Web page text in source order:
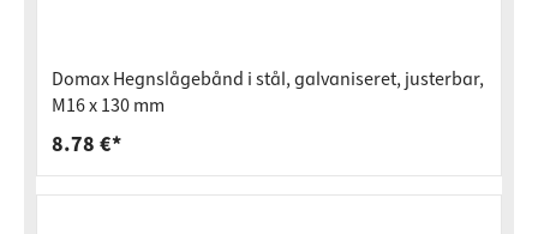
Domax Hegnslågebånd i stål, galvaniseret, justerbar,
M16 x 130 mm
8.78 €*